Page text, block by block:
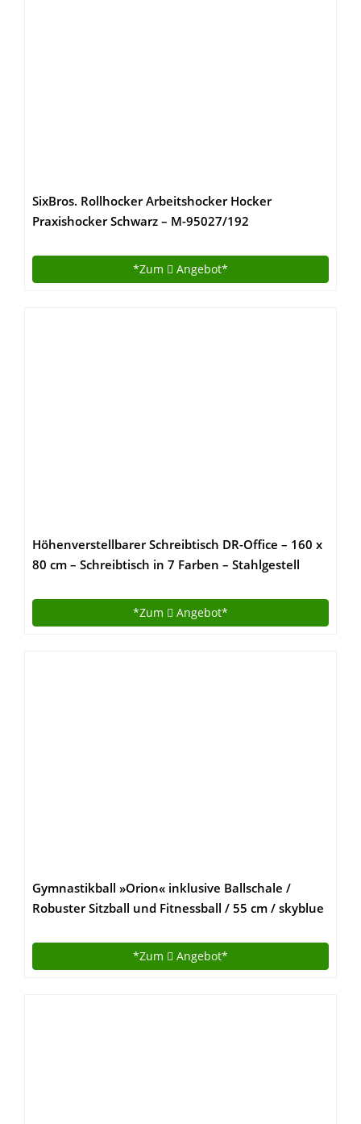
SixBros. Rollhocker Arbeitshocker Hocker
Praxishocker Schwarz – M-95027/192
*Zum Angebot*
Höhenverstellbarer Schreibtisch DR-Office – 160 x
80 cm – Schreibtisch in 7 Farben – Stahlgestell
Farbe:Ahorn
*Zum Angebot*
Gymnastikball »Orion« inklusive Ballschale /
Robuster Sitzball und Fitnessball / 55 cm / skyblue
*Zum Angebot*